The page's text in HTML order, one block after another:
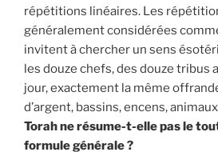
répétitions linéaires. Les
généralement considérées
invitent à chercher un sens
les douze chefs, des douze tribus
jour, exactement la même
d’argent, bassins, encens,
Torah ne résume-t-elle pas le
formule générale ?